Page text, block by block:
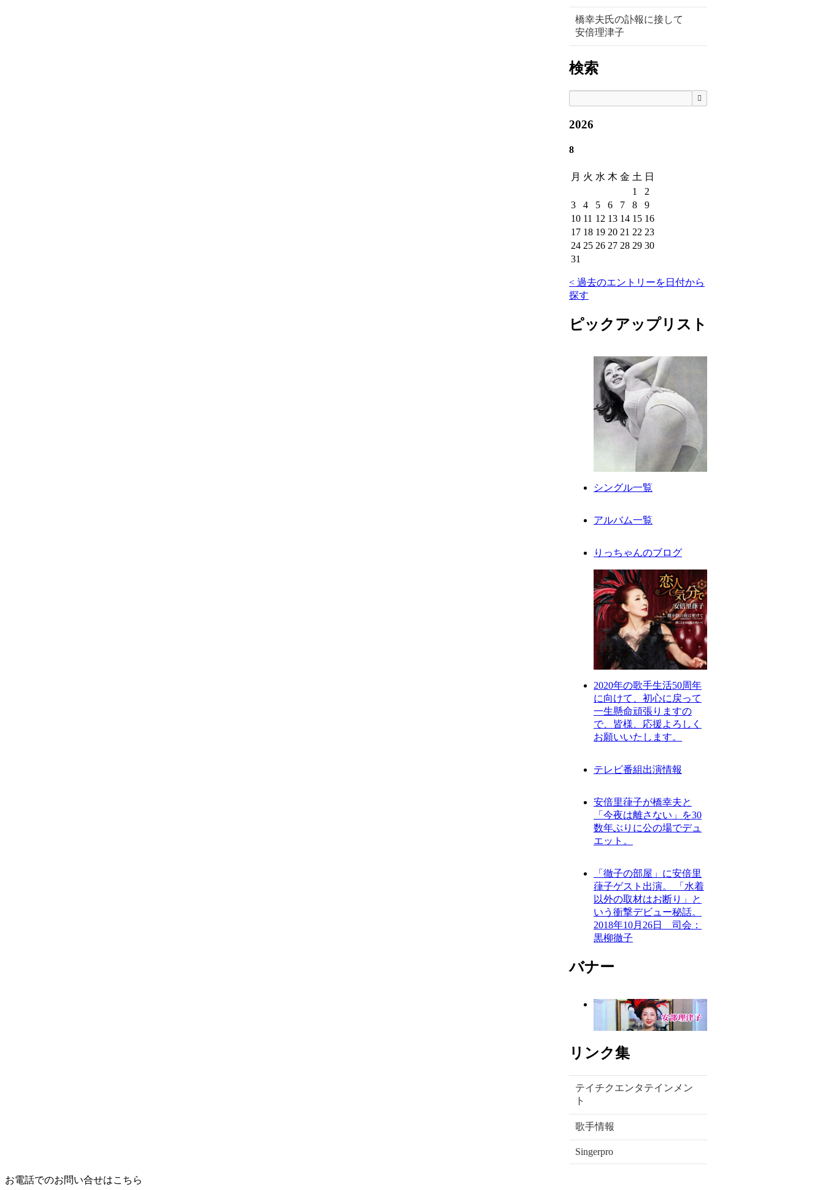
橋幸夫氏の訃報に接して
安倍理津子
検索
2026
8
月 火 水 木 金 土 日
1
2
3
4 5 6 7 8
9
10 11 12 13 14 15 16
17 18 19 20 21 22 23
24 25 26 27 28 29 30
31
< 過去のエントリーを日付から
探す
ピックアップリスト
シングル一覧
アルバム一覧
りっちゃんのブログ
2020年の歌手生活50周年
に向けて、初心に戻って
一生懸命頑張りますの
で、皆様、応援よろしく
お願いいたします。
テレビ番組出演情報
安倍里葎子が橋幸夫と
「今夜は離さない」を30
数年ぶりに公の場でデュ
エット。
「徹子の部屋」に安倍里
葎子ゲスト出演。 「水着
以外の取材はお断り」と
いう衝撃デビュー秘話。
2018年10月26日 司会：
黒柳徹子
バナー
リンク集
テイチクエンタテインメン
ト
歌手情報
Singerpro
お電話でのお問い合せはこちら